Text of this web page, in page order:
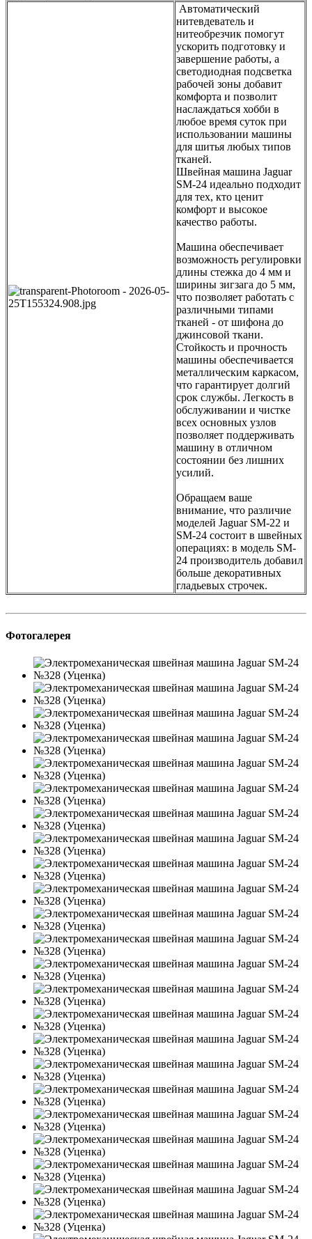
Автоматический
нитевдеватель и
нитеобрезчик помогут
ускорить подготовку и
завершение работы, а
светодиодная подсветка
рабочей зоны добавит
комфорта и позволит
наслаждаться хобби в
любое время суток при
использовании машины
для шитья любых типов
тканей.
Швейная машина Jaguar
SM-24 идеально подходит
для тех, кто ценит
комфорт и высокое
качество работы.
Машина обеспечивает
возможность регулировки
длины стежка до 4 мм и
ширины зигзага до 5 мм,
что позволяет работать с
различными типами
тканей - от шифона до
джинсовой ткани.
Стойкость и прочность
машины обеспечивается
металлическим каркасом,
что гарантирует долгий
срок службы. Легкость в
обслуживании и чистке
всех основных узлов
позволяет поддерживать
машину в отличном
состоянии без лишних
усилий.
Обращаем ваше
внимание, что различие
моделей Jaguar SM-22 и
SM-24 состоит в швейных
операциях: в модель SM-
24 производитель добавил
больше декоративных
гладьевых строчек.
Фотогалерея